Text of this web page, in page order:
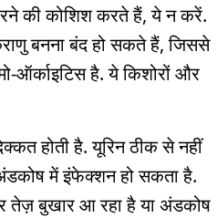
की कोशिश करते हैं, ये न करें.
बनना बंद हो सकते हैं, जिससे
ऑर्काइटिस है. ये किशोरों और
होती है. यूरिन ठीक से नहीं
में इंफेक्शन हो सकता है.
तेज़ बुखार आ रहा है या अंडकोष